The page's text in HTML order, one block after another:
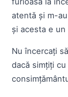
atentă și m-
și acesta e un
Nu încercați
dacă simțiți